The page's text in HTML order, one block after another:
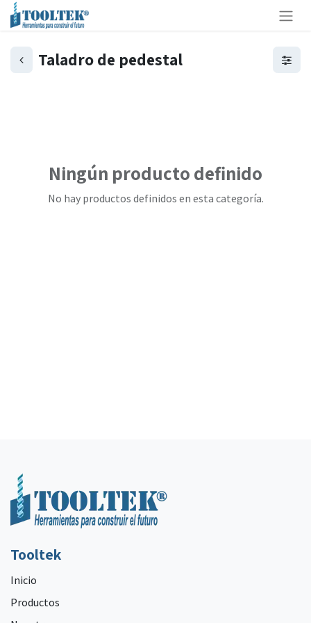
Taladro de pedestal
Ningún producto definido
No hay productos definidos en esta categoría.
Tooltek
Inicio
Productos